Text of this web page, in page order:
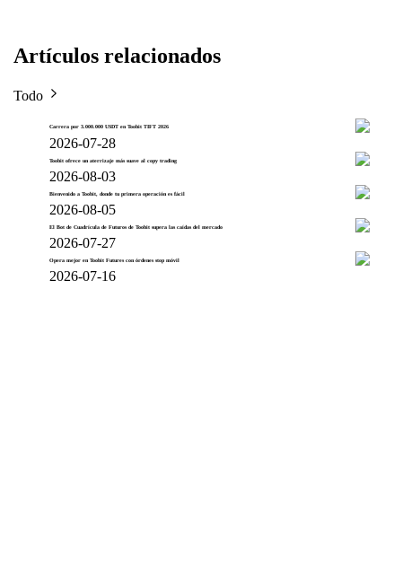
Artículos relacionados
Todo
Carrera por 3.000.000 USDT en Toobit TIFT 2026
2026-07-28
Toobit ofrece un aterrizaje más suave al copy trading
2026-08-03
Bienvenido a Toobit, donde tu primera operación es fácil
2026-08-05
El Bot de Cuadrícula de Futuros de Toobit supera las caídas del mercado
2026-07-27
Opera mejor en Toobit Futures con órdenes stop móvil
2026-07-16